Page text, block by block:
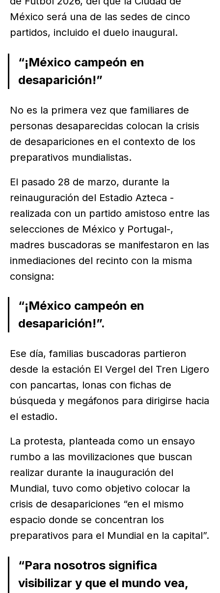
México será una de las sedes de cinco
partidos, incluido el duelo inaugural.
“¡México campeón en
desaparición!”
No es la primera vez que familiares de
personas desaparecidas colocan la crisis
de desapariciones en el contexto de los
preparativos mundialistas.
El pasado 28 de marzo, durante la
reinauguración del Estadio Azteca -
realizada con un partido amistoso entre las
selecciones de México y Portugal-,
madres buscadoras se manifestaron en las
inmediaciones del recinto con la misma
consigna:
“¡México campeón en
desaparición!”.
Ese día, familias buscadoras partieron
desde la estación El Vergel del Tren Ligero
con pancartas, lonas con fichas de
búsqueda y megáfonos para dirigirse hacia
el estadio.
La protesta, planteada como un ensayo
rumbo a las movilizaciones que buscan
realizar durante la inauguración del
Mundial, tuvo como objetivo colocar la
crisis de desapariciones “en el mismo
espacio donde se concentran los
preparativos para el Mundial en la capital”.
“Para nosotros significa
visibilizar y que el mundo vea,